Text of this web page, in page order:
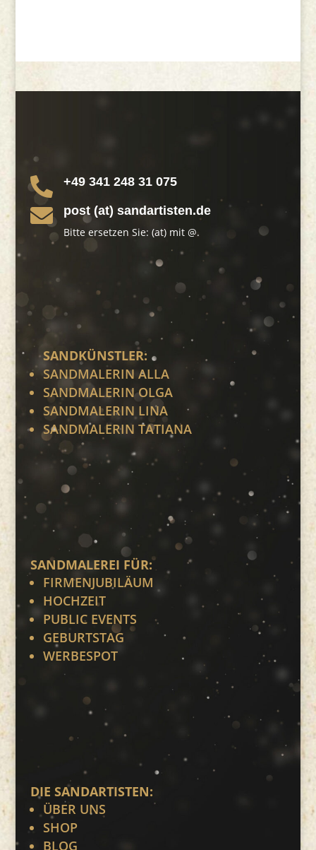
 +49 341 248 31 075
 post (at) sandartisten.de
Bitte ersetzen Sie: (at) mit @.
SANDKÜNSTLER:
SANDMALERIN ALLA
SANDMALERIN OLGA
SANDMALERIN LINA
SANDMALERIN TATIANA
SANDMALEREI FÜR:
FIRMENJUBILÄUM
HOCHZEIT
PUBLIC EVENTS
GEBURTSTAG
WERBESPOT
DIE SANDARTISTEN:
ÜBER UNS
SHOP
BLOG